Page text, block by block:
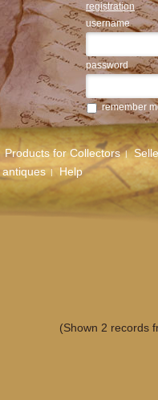
registration
username
password
remember
Products for Collectors
Help
(Shown 2 records